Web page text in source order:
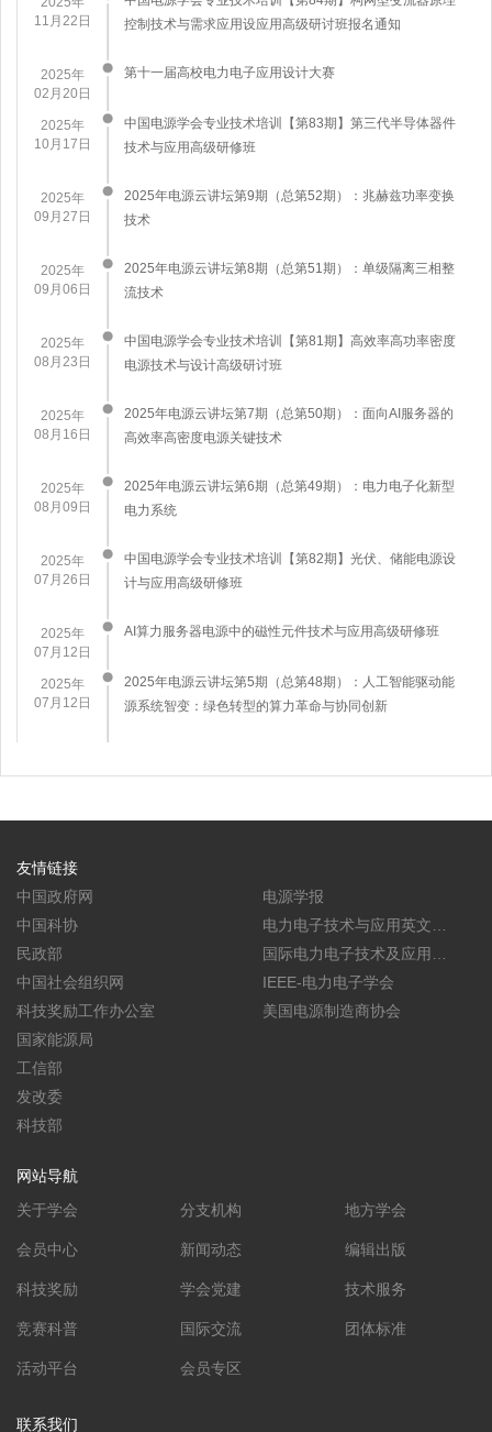
11月22日
控制技术与需求应用设应用高级研讨班报名通知
2025年
02月20日
第十一届高校电力电子应用设计大赛
2025年
10月17日
中国电源学会专业技术培训【第83期】第三代半导体器件
技术与应用高级研修班
2025年
09月27日
2025年电源云讲坛第9期（总第52期）：兆赫兹功率变换
技术
2025年
09月06日
2025年电源云讲坛第8期（总第51期）：单级隔离三相整
流技术
2025年
08月23日
中国电源学会专业技术培训【第81期】高效率高功率密度
电源技术与设计高级研讨班
2025年
08月16日
​2025年电源云讲坛第7期（总第50期）：面向AI服务器的
高效率高密度电源关键技术
2025年
08月09日
2025年电源云讲坛第6期（总第49期）：电力电子化新型
电力系统
2025年
07月26日
中国电源学会专业技术培训【第82期】光伏、储能电源设
计与应用高级研修班
2025年
07月12日
AI算力服务器电源中的磁性元件技术与应用高级研修班
2025年
07月12日
2025年电源云讲坛第5期（总第48期）：人工智能驱动能
源系统智变：绿色转型的算力革命与协同创新
友情链接
中国政府网
中国科协
民政部
中国社会组织网
科技奖励工作办公室
国家能源局
工信部
发改委
科技部
电源学报
电力电子技术与应用英文学
报(CPSS TPEA)
国际电力电子技术及应用会
议暨展览会(PEAC)
IEEE-电力电子学会
美国电源制造商协会
网站导航
关于学会
分支机构 地方学会
会员中心 新闻动态 编辑出版
科技奖励 学会党建 技术服务
竞赛科普 国际交流 团体标准
活动平台 会员专区
联系我们